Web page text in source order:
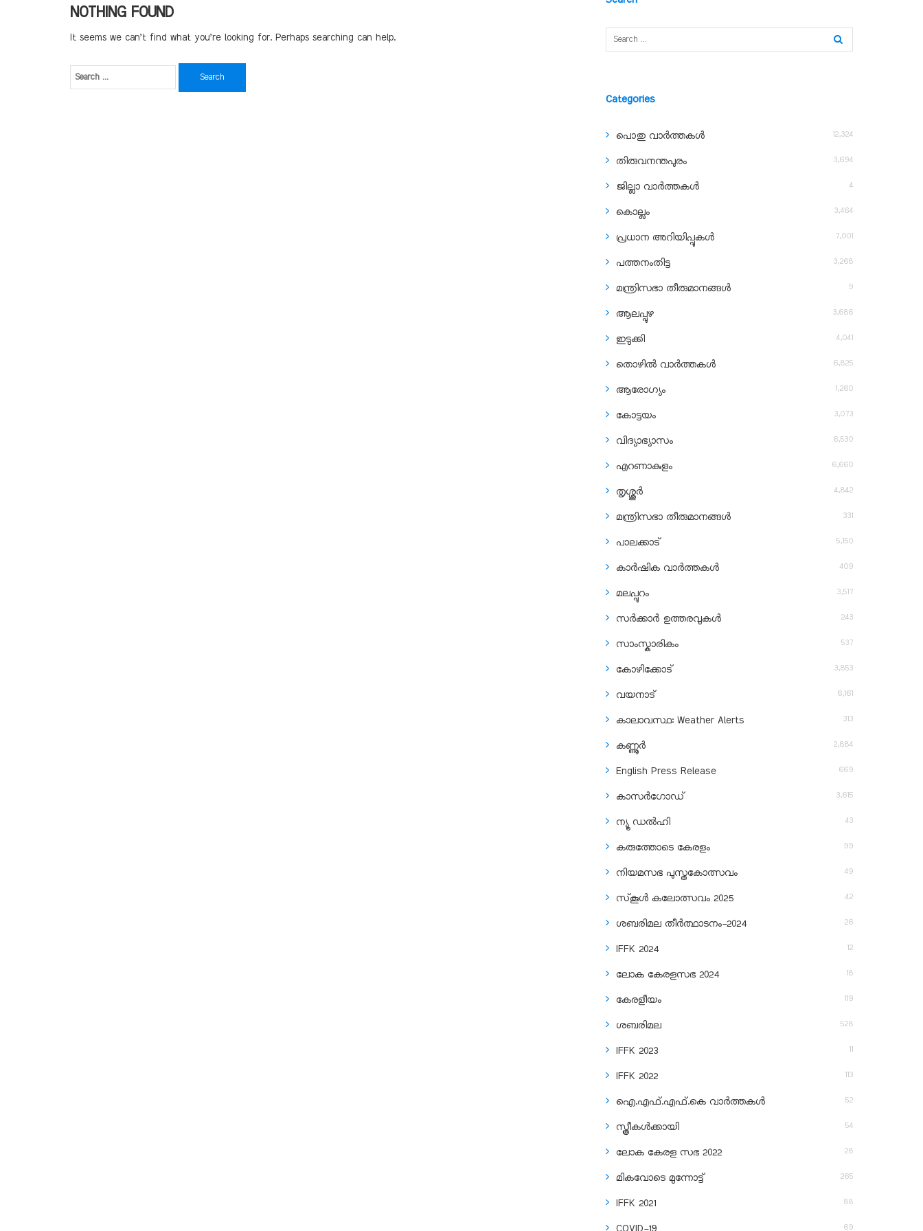
NOTHING FOUND
It seems we can’t find what you’re looking for. Perhaps searching can help.
Categories
പൊതു വാർത്തകൾ 12,324
തിരുവനന്തപുരം 3,694
ജില്ലാ വാർത്തകൾ 4
കൊല്ലം 3,464
പ്രധാന അറിയിപ്പുകൾ 7,001
പത്തനംതിട്ട 3,268
മന്ത്രിസഭാ തീരുമാനങ്ങൾ 9
ആലപ്പുഴ 3,686
ഇടുക്കി 4,041
തൊഴിൽ വാർത്തകൾ 6,825
ആരോഗ്യം 1,260
കോട്ടയം 3,073
വിദ്യാഭ്യാസം 6,530
എറണാകുളം 6,660
തൃശ്ശൂർ 4,842
മന്ത്രിസഭാ തീരുമാനങ്ങൾ 331
പാലക്കാട് 5,150
കാർഷിക വാർത്തകൾ 409
മലപ്പുറം 3,517
സർക്കാർ ഉത്തരവുകൾ 243
സാംസ്കാരികം 537
കോഴിക്കോട് 3,853
വയനാട് 6,161
കാലാവസ്ഥ: Weather Alerts 313
കണ്ണൂർ 2,884
English Press Release 669
കാസർഗോഡ് 3,615
ന്യൂ ഡൽഹി 43
കരുത്തോടെ കേരളം 99
നിയമസഭ പുസ്തകോത്സവം 49
സ്‌കൂൾ കലോത്സവം 2025 42
ശബരിമല തീര്‍ത്ഥാടനം-2024 26
IFFK 2024 12
ലോക കേരളസഭ 2024 18
കേരളീയം 119
ശബരിമല 528
IFFK 2023 11
IFFK 2022 113
ഐ.എഫ്.എഫ്.കെ വാർത്തകൾ 52
സ്ത്രീകൾക്കായി 54
ലോക കേരള സഭ 2022 28
മികവോടെ മുന്നോട്ട് 265
IFFK 2021 88
69